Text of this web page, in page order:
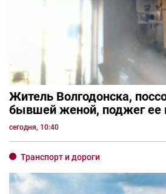
Житель Волгодонска,
бывшей женой, поджег ее
сегодня, 10:40
Транспорт и дороги